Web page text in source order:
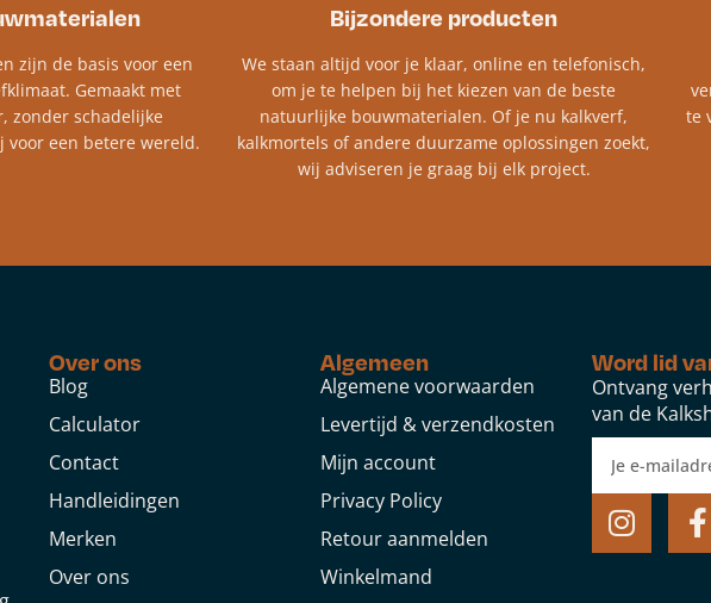
zijn de basis voor een
Gemaakt met
zonder schadelijke
voor een betere wereld.
Bijzondere producten
We staan altijd voor je klaar, online en telefonisch,
om je te helpen bij het kiezen van de beste
natuurlijke bouwmaterialen. Of je nu kalkverf,
kalkmortels of andere duurzame oplossingen zoekt,
wij adviseren je graag bij elk project.​
te
Over ons
Blog
Calculator
Contact
Handleidingen
Merken
Over ons
Algemeen
Algemene voorwaarden
Levertijd & verzendkosten
Mijn account
Privacy Policy
Retour aanmelden
Winkelmand
Word lid
Ontvang
van de